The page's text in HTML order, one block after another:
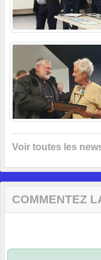
Voir toutes les
COMMENTEZ